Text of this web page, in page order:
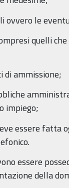
ovvero le
quelli
di ammissione;
impiego;
essere fatta
essere
della